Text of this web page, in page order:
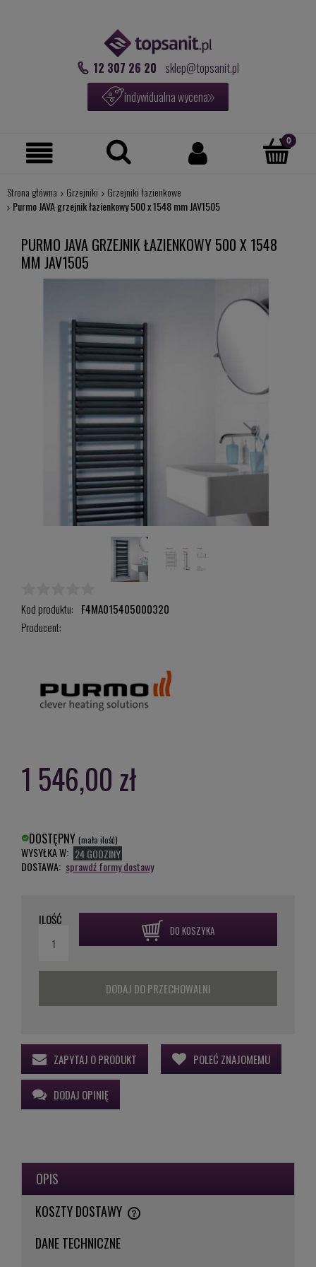
12 307 26 20 sklep@topsanit.pl
indywidualna wycena
Strona główna Grzejniki
Grzejniki łazienkowe
Purmo JAVA grzejnik łazienkowy 500 x 1548 mm JAV1505
PURMO JAVA GRZEJNIK ŁAZIENKOWY 500 X 1548
MM JAV1505
Kod produktu: F4MA015405000320
Producent:
1 546,00 zł
DOSTĘPNY (mała ilość)
WYSYŁKA W: 24 GODZINY
DOSTAWA: sprawdź formy dostawy
ILOŚĆ
DO KOSZYKA
DODAJ DO PRZECHOWALNI
ZAPYTAJ O PRODUKT POLEĆ ZNAJOMEMU
DODAJ OPINIĘ
OPIS
KOSZTY DOSTAWY
CENA NIE ZAWIERA EWENTUALNYCH KOSZTÓW PŁATNOŚCI
DANE TECHNICZNE